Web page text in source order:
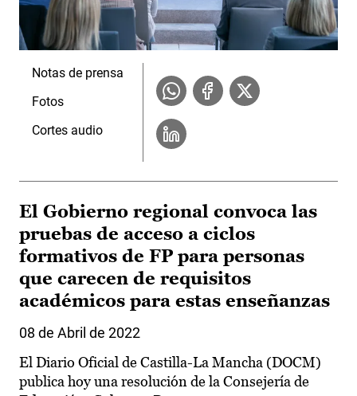
Notas de prensa
Fotos
Cortes audio
El Gobierno regional convoca las
pruebas de acceso a ciclos
formativos de FP para personas
que carecen de requisitos
académicos para estas enseñanzas
08 de Abril de 2022
El Diario Oficial de Castilla-La Mancha (DOCM)
publica hoy una resolución de la Consejería de